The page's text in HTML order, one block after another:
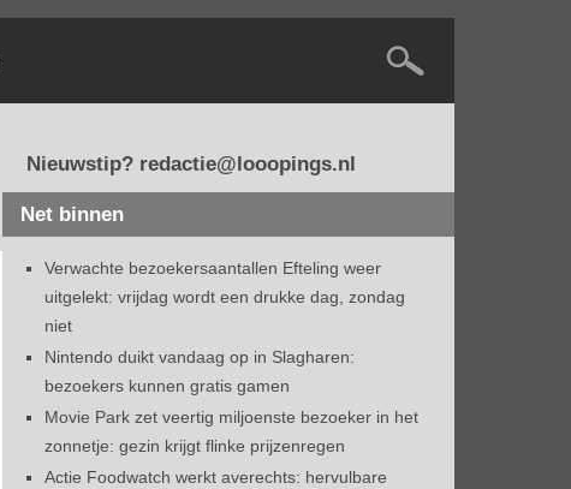
Nieuwstip? redactie@looopings.nl
Net binnen
Verwachte bezoekersaantallen Efteling weer
uitgelekt: vrijdag wordt een drukke dag, zondag
niet
Nintendo duikt vandaag op in Slagharen:
bezoekers kunnen gratis gamen
Movie Park zet veertig miljoenste bezoeker in het
zonnetje: gezin krijgt flinke prijzenregen
Actie Foodwatch werkt averechts: hervulbare